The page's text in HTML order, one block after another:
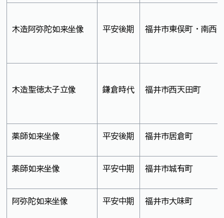
木造阿弥陀如来坐像 平安後期 福井市東俣町・南西
木造聖徳太子立像 鎌倉時代 福井市西天田町
薬師如来坐像 平安後期 福井市居倉町
薬師如来坐像 平安中期 福井市城有町
阿弥陀如来坐像 平安中期 福井市大味町